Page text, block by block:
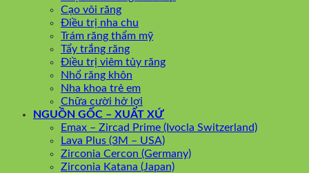
Cạo vôi răng
Điều trị nha chu
Trám răng thẩm mỹ
Tẩy trắng răng
Điều trị viêm tủy răng
Nhổ răng khôn
Nha khoa trẻ em
Chữa cười hở lợi
NGUỒN GỐC – XUẤT XỨ
Emax – Zircad Prime (Ivocla Switzerland)
Lava Plus (3M – USA)
Zirconia Cercon (Germany)
Zirconia Katana (Japan)